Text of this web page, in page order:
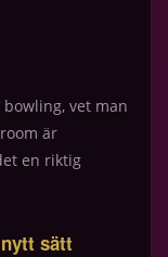
vet man
är
en riktig
sätt